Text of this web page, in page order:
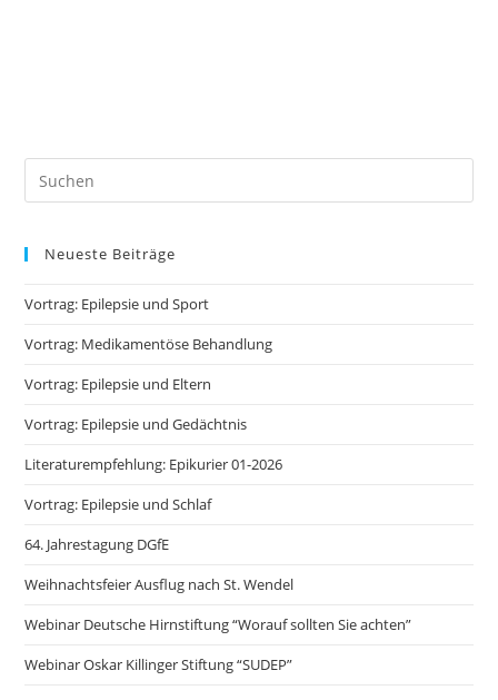
Neueste Beiträge
Vortrag: Epilepsie und Sport
Vortrag: Medikamentöse Behandlung
Vortrag: Epilepsie und Eltern
Vortrag: Epilepsie und Gedächtnis
Literaturempfehlung: Epikurier 01-2026
Vortrag: Epilepsie und Schlaf
64. Jahrestagung DGfE
Weihnachtsfeier Ausflug nach St. Wendel
Webinar Deutsche Hirnstiftung “Worauf sollten Sie achten”
Webinar Oskar Killinger Stiftung “SUDEP”